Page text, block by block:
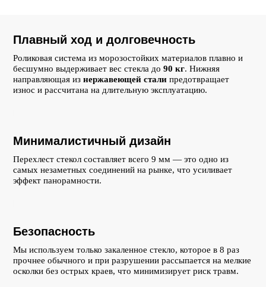
Плавный ход и долговечность
Роликовая система из морозостойких материалов плавно и
бесшумно выдерживает вес стекла до90 кг. Нижняя
направляющая изнержавеющей стали предотвращает
износ и рассчитана на длительную эксплуатацию.
Минималистичный дизайн
Перехлест стекол составляет всего 9 мм — это одно из
самых незаметных соединений на рынке, что усиливает
эффект панорамности.
Безопасность
Мы используем только закаленное стекло, которое в 8 раз
прочнее обычного и при разрушении рассыпается на мелкие
осколки без острых краев, что минимизирует риск травм.
ДУМАЕТЕ, ЧТО
СПРАВИТЕСЬ БЕЗ